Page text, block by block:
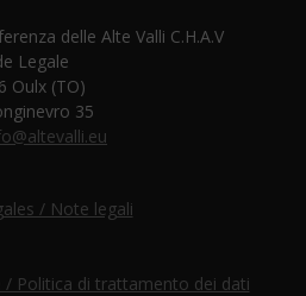
delle Alte Valli C.H.A.V
Legale
Oulx (TO)
35
/ Note legali
/ Politica di trattamento dei dati